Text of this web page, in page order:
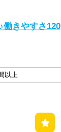
働きやすさ120
以上